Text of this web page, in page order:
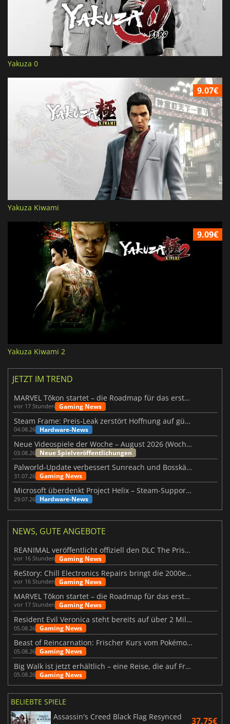
Yakuza 0
9.07€
Yakuza Kiwami
9.09€
Yakuza Kiwami 2
JETZT IM TREND
MARVEL Tōkon startet – die Roadmap für das erste Jahr wurde vorgestellt
vor 17 Stunden Gaming News
Steam Frame: Preis-Leak zerstört Hoffnung auf günstiges VR-Headset
04.08.26 Hardware-News
Neue Videospiele der Woche – August 2026 (Woche 32)
03.08.26 Neue Spielveröffentlichungen
Palworld-Update verbessert Sunreach und Bosskämpfe deutlich
31.07.26 Gaming News
Microsoft überdenkt Project Helix – Steam-Support gefährdet
29.07.26 Hardware-News
NEWS, GUTE ANGEBOTE
REANIMAL veröffentlicht offiziell den DLC The Prisoner
vor 16 Stunden Gaming News
ReStory: Chill Electronics Repairs bringt die 2000er zurück
vor 16 Stunden Gaming News
MARVEL Tōkon startet – die Roadmap für das erste Jahr wurde vorgestellt
vor 17 Stunden Gaming News
Resident Evil Veronica steht bereits auf über 2 Millionen Wunschlisten
05.08.26 Gaming News
Beast of Reincarnation: Frischer Kurs vom Pokémon-Studio
05.08.26 Gaming News
Big Walk ist jetzt erhältlich – eine Reise, die auf Freundschaft basiert
05.08.26 Gaming News
BELIEBTE SPIELE
Assassin's Creed Black Flag Resynced
37.75€